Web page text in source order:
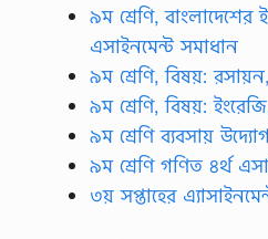
৯ম শ্রেণি, বাংলাদেশের
এসাইনমেন্ট সমাধান
৯ম শ্রেণি, বিষয়:
৯ম শ্রেণি, বিষয়:
৯ম শ্রেণি ব্যবসায়
৯ম শ্রেণি গণিত ৪র্থ
৩য় সপ্তাহের